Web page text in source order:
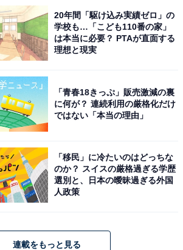
20年間「駆け込み実績ゼロ」の
学校も…「こども110番の家」
は本当に必要？ PTAが直面する
理想と現実
「青春18きっぷ」販売激減の裏
に何が？ 連続利用の厳格化だけ
ではない「本当の理由」
「移民」に冷たいのはどっちな
のか？ スイスの厳格過ぎる学歴
選別と、日本の曖昧過ぎる外国
人政策
連載をもっと見る